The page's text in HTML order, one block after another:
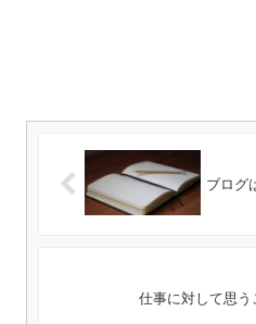
ブログ
仕事に対して思う